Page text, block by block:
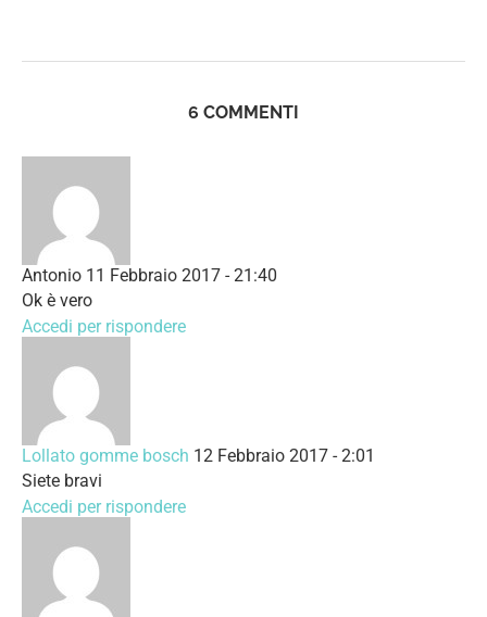
6 COMMENTI
Antonio 11 Febbraio 2017 - 21:40
Ok è vero
Accedi per rispondere
Lollato gomme bosch 12 Febbraio 2017 - 2:01
Siete bravi
Accedi per rispondere